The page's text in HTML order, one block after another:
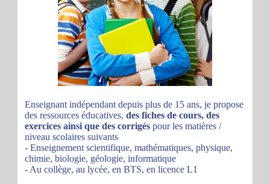
Enseignant indépendant depuis plus de 15 ans, je propose
des ressources éducatives, des fiches de cours, des
exercices ainsi que des corrigés pour les matières /
niveau scolaires suivants
- Enseignement scientifique, mathématiques, physique,
chimie, biologie, géologie, informatique
- Au collège, au lycée, en BTS, en licence L1